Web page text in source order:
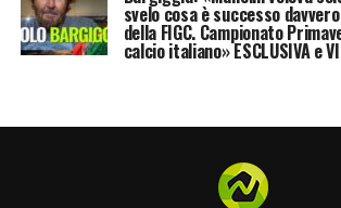
svelo cosa è successo
della FIGC. Campionato
calcio italiano» ESCLUSIVA e